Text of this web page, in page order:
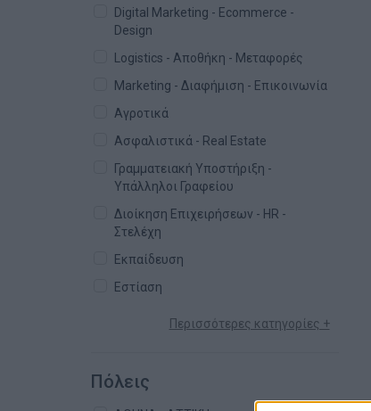
Digital Marketing - Ecommerce -
Design
Logistics - Αποθήκη - Μεταφορές
Marketing - Διαφήμιση - Επικοινωνία
Αγροτικά
Ασφαλιστικά - Real Estate
Γραμματειακή Υποστήριξη -
Υπάλληλοι Γραφείου
Διοίκηση Επιχειρήσεων - HR -
Στελέχη
Εκπαίδευση
Εστίαση
Περισσότερες κατηγορίες +
Πόλεις